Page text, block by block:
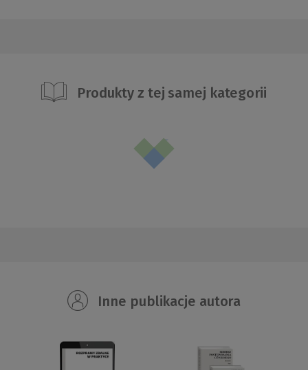
Produkty z tej samej kategorii
Inne publikacje autora